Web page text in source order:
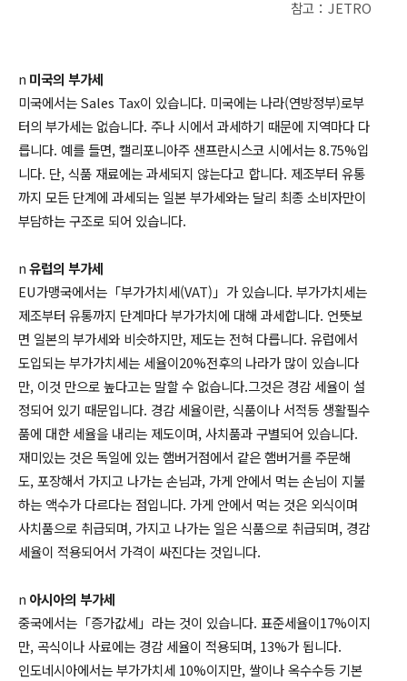
참고： JETRO
n 미국의 부가세
미국에서는 Sales Tax이 있습니다. 미국에는 나라(연방정부)로부
터의 부가세는 없습니다. 주나 시에서 과세하기 때문에 지역마다 다
릅니다. 예를 들면,캘리포니아주 샌프란시스코 시에서는8.75%입
니다. 단,식품 재료에는 과세되지 않는다고 합니다. 제조부터 유통
까지 모든 단계에 과세되는 일본 부가세와는 달리 최종 소비자만이
부담하는 구조로 되어 있습니다.
n유럽의 부가세
EU가맹국에서는「부가가치세(VAT)」가 있습니다. 부가가치세는
제조부터 유통까지 단계마다 부가가치에 대해 과세합니다. 언뜻보
면 일본의 부가세와 비슷하지만, 제도는 전혀 다릅니다. 유럽에서
도입되는 부가가치세는 세율이20%전후의 나라가 많이 있습니다
만, 이것 만으로 높다고는 말할 수 없습니다.그것은 경감 세율이 설
정되어 있기 때문입니다. 경감 세율이란,식품이나 서적등 생활필수
품에 대한 세율을 내리는 제도이며,사치품과 구별되어 있습니다.
재미있는 것은 독일에 있는 햄버거점에서 같은 햄버거를 주문해
도, 포장해서 가지고 나가는 손님과, 가게 안에서 먹는 손님이 지불
하는 액수가 다르다는 점입니다. 가게 안에서 먹는 것은 외식이며
사치품으로 취급되며, 가지고 나가는 일은 식품으로 취급되며, 경감
세율이 적용되어서 가격이 싸진다는 것입니다.
n 아시아의 부가세
중국에서는「증가값세」라는 것이 있습니다. 표준세율이17%이지
만, 곡식이나 사료에는 경감 세율이 적용되며, 13%가 됩니다.
인도네시아에서는 부가가치세 10%이지만, 쌀이나 옥수수등 기본